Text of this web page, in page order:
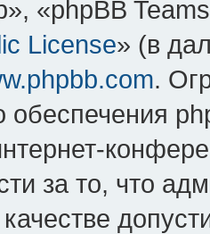
«phpBB
License» (в
.
обеспечения
за то, что